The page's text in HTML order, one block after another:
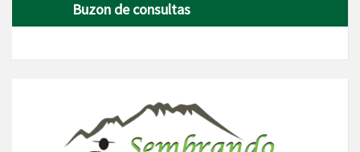
Buzon de consultas